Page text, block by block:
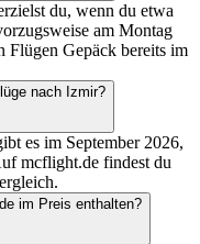
du, wenn du etwa
am Montag
Flügen Gepäck bereits im
nach Izmir?
es im September 2026,
mcflight.de findest du
im Preis enthalten?